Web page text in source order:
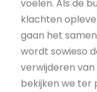
voelen. Als de
klachten
gaan het
wordt sowieso
verwijderen
bekijken we ter